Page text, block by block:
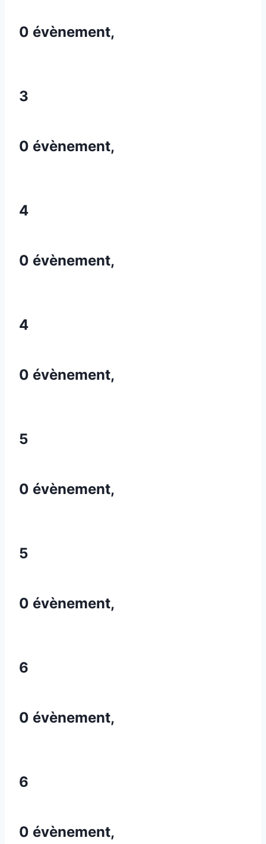
0 évènement,
3
0 évènement,
4
0 évènement,
4
0 évènement,
5
0 évènement,
5
0 évènement,
6
0 évènement,
6
0 évènement,